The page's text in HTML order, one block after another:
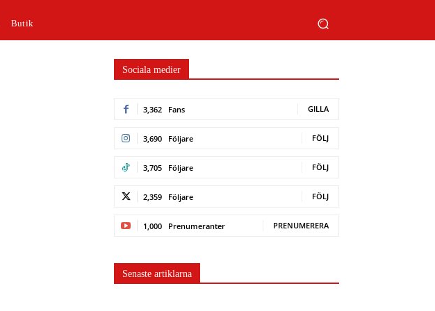
Butik
Sociala medier
3,362 Fans GILLA
3,690 Följare FÖLJ
3,705 Följare FÖLJ
2,359 Följare FÖLJ
1,000 Prenumeranter PRENUMERERA
Senaste artiklarna